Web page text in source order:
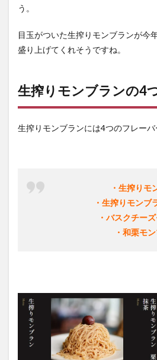
う。
目玉がついた生搾りモンブランが今
盛り上げてくれそうですね。
生搾りモンブランの4
生搾りモンブランには4つのフレーバ
・生搾りモ
・生搾りモンブ
・バスクチー
・和栗モ